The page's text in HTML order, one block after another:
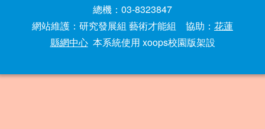
總機：03-8323847
網站維護：研究發展組 藝術才能組 協助： 花蓮
縣網中心本系統使用 xoops校園版架設